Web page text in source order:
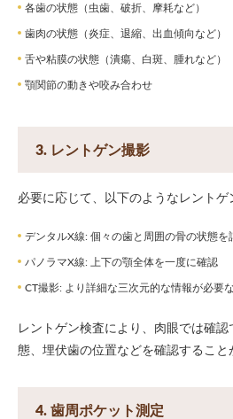
各歯の状態（虫歯、破折、摩耗など）
歯肉の状態（炎症、退縮、出血傾向など）
舌や粘膜の状態（潰瘍、白斑、腫れなど）
顎関節の動きや咬み合わせ
3. レントゲン撮影
必要に応じて、以下のようなレントゲ
デンタルX線: 個々の歯と周囲の骨の状態を
パノラマX線: 上下の顎全体を一度に確認
CT撮影: より詳細な三次元的な情報が必要
レントゲン検査により、肉眼では確
態、埋伏歯の位置などを確認すること
4. 歯周ポケット測定